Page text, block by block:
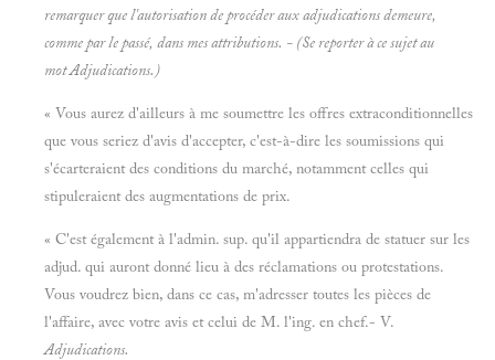
remarquer que l'autorisation de procéder aux adjudications demeure,
comme par le passé, dans mes attributions. - (Se reporter à ce sujet au
motAdjudications.)
« Vous aurez d'ailleurs à me soumettre les offres extraconditionnelles
que vous seriez d'avis d'accepter, c'est-à-dire les soumissions qui
s'écarteraient des conditions du marché, notamment celles qui
stipuleraient des augmentations de prix.
« C'est également à l'admin. sup. qu'il appartiendra de statuer sur les
adjud. qui auront donné lieu à des réclamations ou protestations.
Vous voudrez bien, dans ce cas, m'adresser toutes les pièces de
l'affaire, avec votre avis et celui de M. l'ing. en chef.- V.
Adjudications.